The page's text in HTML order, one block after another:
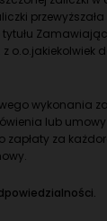
z
wykonania
lub
zapłaty za